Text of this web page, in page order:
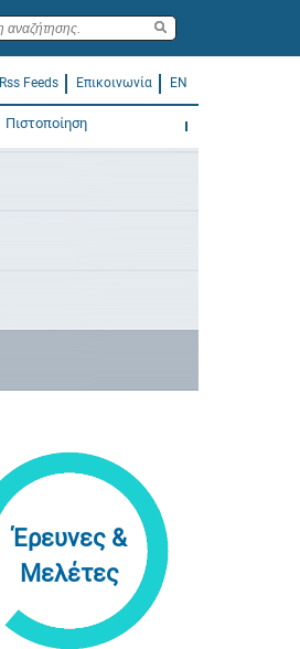
Rss Feeds Επικοινωνία EN
Πιστοποίηση
Έρευνες &
Μελέτες